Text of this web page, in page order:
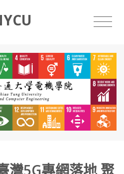
灣5G專網落地 聚